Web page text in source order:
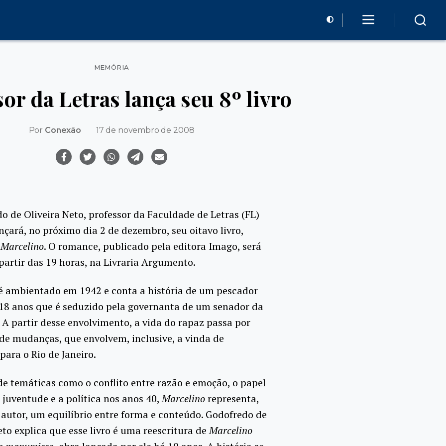
Categorias
MEMÓRIA
da Letras lança seu 8º livro
Por Conexão 17 de novembro de 2008
de Oliveira Neto, professor da Faculdade de Letras (FL)
no próximo dia 2 de dezembro, seu oitavo livro,
Marcelino. O romance, publicado pela editora Imago, será
das 19 horas, na Livraria Argumento.
ambientado em 1942 e conta a história de um pescador
anos que é seduzido pela governanta de um senador da
partir desse envolvimento, a vida do rapaz passa por
mudanças, que envolvem, inclusive, a vinda de
o Rio de Janeiro.
temáticas como o conflito entre razão e emoção, o papel
juventude e a política nos anos 40,Marcelinorepresenta,
um equilíbrio entre forma e conteúdo. Godofredo de
explica que esse livro é uma reescritura deMarcelino